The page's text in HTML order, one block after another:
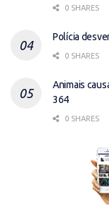
0 SHARES
Polícia
0 SHARES
Animais
364
0 SHARES